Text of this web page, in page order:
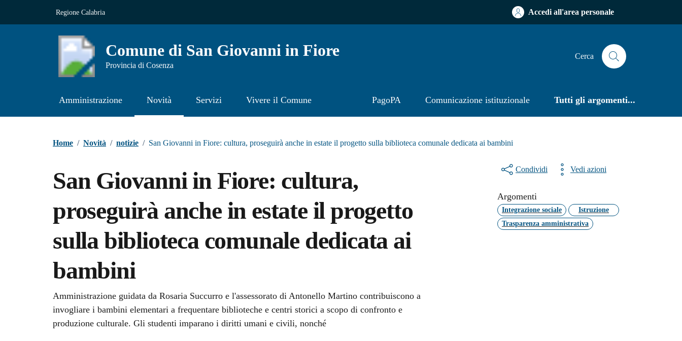
Regione Calabria Accedi all'area personale
Comune di San Giovanni in Fiore
Provincia di Cosenza
Cerca
Amministrazione Novità Servizi Vivere il Comune PagoPA Comunicazione istituzionale Tutti gli argomenti...
Home / Novità / notizie / San Giovanni in Fiore: cultura, proseguirà anche in estate il progetto sulla biblioteca comunale dedicata ai bambini
San Giovanni in Fiore: cultura,
proseguirà anche in estate il progetto
sulla biblioteca comunale dedicata ai
bambini
Dettagli della notizia
Amministrazione guidata da Rosaria Succurro e l'assessorato di Antonello Martino contribuiscono a
invogliare i bambini elementari a frequentare biblioteche e centri storici a scopo di confronto e
produzione culturale. Gli studenti imparano i diritti umani e civili, nonché
Condividi Vedi azioni
Argomenti
Integrazione sociale
Istruzione
Trasparenza amministrativa